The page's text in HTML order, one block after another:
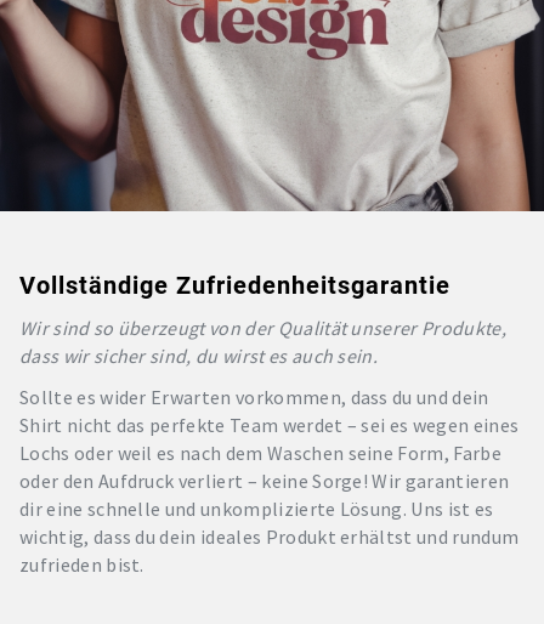
Vollständige Zufriedenheitsgarantie
Wir sind so überzeugt von der Qualität unserer Produkte,
dass wir sicher sind, du wirst es auch sein.
Sollte es wider Erwarten vorkommen, dass du und dein
Shirt nicht das perfekte Team werdet – sei es wegen eines
Lochs oder weil es nach dem Waschen seine Form, Farbe
oder den Aufdruck verliert – keine Sorge! Wir garantieren
dir eine schnelle und unkomplizierte Lösung. Uns ist es
wichtig, dass du dein ideales Produkt erhältst und rundum
zufrieden bist.